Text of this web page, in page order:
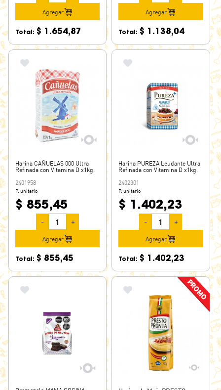
Agregar
Total: $ 1.654,87
Agregar
Total: $ 1.138,04
Harina CAÑUELAS 000 Ultra
Refinada con Vitamina D x1kg.
2401958
P. unitario
$ 855,45
- +
Agregar
Total: $ 855,45
Harina PUREZA Leudante Ultra
Refinada con Vitamina D x1kg.
2402301
P. unitario
$ 1.402,23
- +
Agregar
Total: $ 1.402,23